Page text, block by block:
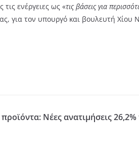
ενέργειες ως «τις βάσεις για
για τον υπουργό και βουλευτή Χίου
Νέες ανατιμήσεις